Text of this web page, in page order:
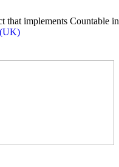
that implements Countable in